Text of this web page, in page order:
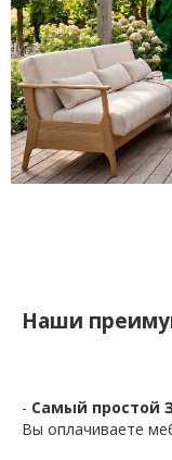
Наши
- Самый простой
Вы оплачиваете